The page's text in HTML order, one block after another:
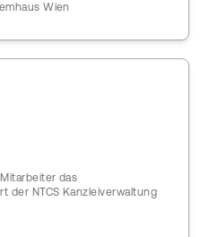
Wien
das
der NTCS Kanzleiverwaltung